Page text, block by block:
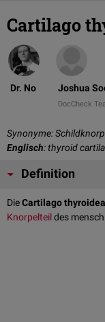
Cartilago
Dr. No Joshua
DocCheck
Synonyme:
Englisch: thyroid
Definition
DieCartilago thyroidea
Knorpelteil des